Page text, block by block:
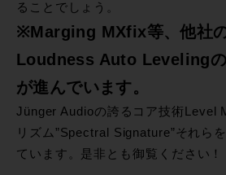
ることでしょう。
※Marging MXfix等、他社
Loudness Auto Levelingの
が進んでいます。
Jünger Audioの誇るコア技術Level
リズム”Spectral Signature”それら
ています。是非とも御覧ください！